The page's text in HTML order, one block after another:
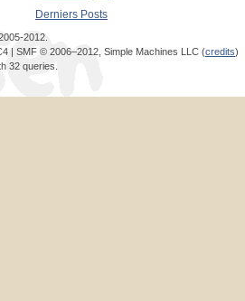
Derniers Posts
2012.
| SMF © 2006–2012, Simple Machines LLC (credits)
32 queries.